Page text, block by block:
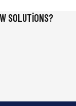
SOLUTIONS?